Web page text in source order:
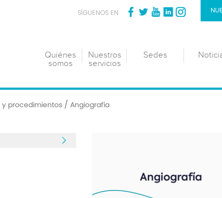
SÍGUENOS EN
Quiénes
somos
Nuestros
servicios
Sedes
y procedimientos / Angiografía